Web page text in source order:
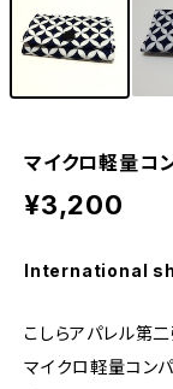
マイクロ軽量コ
¥3,200
International
こしらアパレル第二
マイクロ軽量コン